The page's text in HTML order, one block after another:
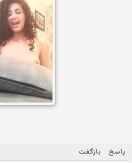
پاسخ بازگفت